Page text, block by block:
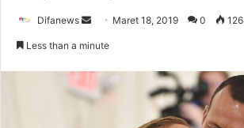
Difanews
Send Maret 18, 2019 0 126
Less than a minute